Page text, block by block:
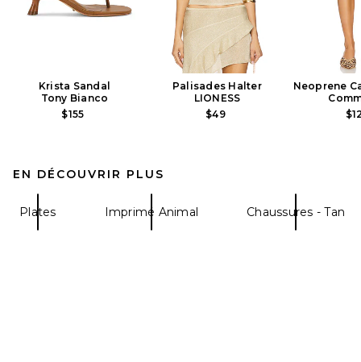
Krista Sandal
Tony Bianco
$155
Palisades Halter
LIONESS
$49
Neoprene
EN DÉCOUVRIR PLUS
Plates Imprimé Animal Chaussures - Tan